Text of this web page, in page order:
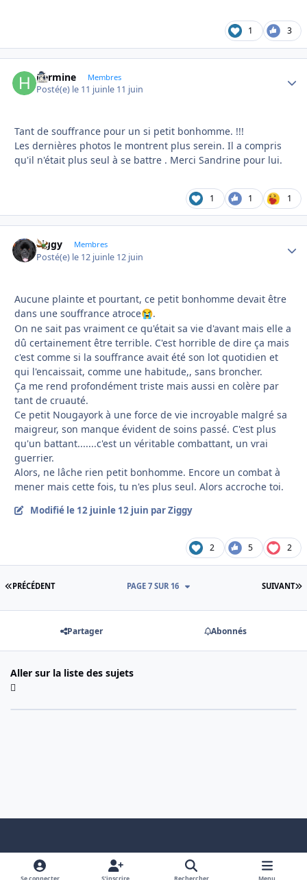
1 3
hermine Membres
Posté(e) le 11 juinle 11 juin
Tant de souffrance pour un si petit bonhomme. !!!
Les dernières photos le montrent plus serein. Il a compris
qu'il n'était plus seul à se battre . Merci Sandrine pour lui.
1 1 1
Ziggy Membres
Posté(e) le 12 juinle 12 juin
Aucune plainte et pourtant, ce petit bonhomme devait être
dans une souffrance atroce😭.
On ne sait pas vraiment ce qu'était sa vie d'avant mais elle a
dû certainement être terrible. C'est horrible de dire ça mais
c'est comme si la souffrance avait été son lot quotidien et
qui l'encaissait, comme une habitude,, sans broncher.
Ça me rend profondément triste mais aussi en colère par
tant de cruauté.
Ce petit Nougayork à une force de vie incroyable malgré sa
maigreur, son manque évident de soins passé. C'est plus
qu'un battant.......c'est un véritable combattant, un vrai
guerrier.
Alors, ne lâche rien petit bonhomme. Encore un combat à
mener mais cette fois, tu n'es plus seul. Alors accroche toi.
Modifié le 12 juinle 12 juin par Ziggy
2 5 2
PREMIÈRE PAGE
PRÉCÉDENT SUIVANT
PAGE 7 SUR 16
Partager Abonnés
Aller sur la liste des sujets
Light ModeDark ModeSystem Preference x